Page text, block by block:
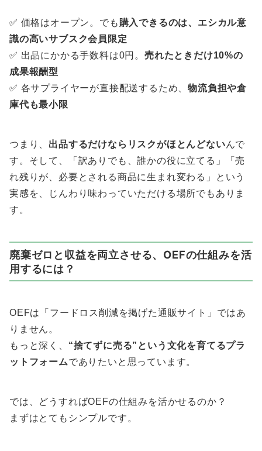
✅ 価格はオープン。でも 購入できるのは、エシカル意
識の高いサブスク会員限定
✅ 出品にかかる手数料は0円。 売れたときだけ10%の
成果報酬型
✅ 各サプライヤーが直接配送するため、物流負担や倉
庫代も最小限
つまり、 出品するだけならリスクがほとんどないんで
す。そして、「訳ありでも、誰かの役に立てる」「売
れ残りが、必要とされる商品に生まれ変わる」という
実感を、じんわり味わっていただける場所でもありま
す。
廃棄ゼロと収益を両立させる、OEFの仕組みを活
用するには？
OEFは「フードロス削減を掲げた通販サイト」ではあ
りません。
もっと深く、 “捨てずに売る”という文化を育てるプラ
ットフォームでありたいと思っています。
では、どうすればOEFの仕組みを活かせるのか？
まずはとてもシンプルです。